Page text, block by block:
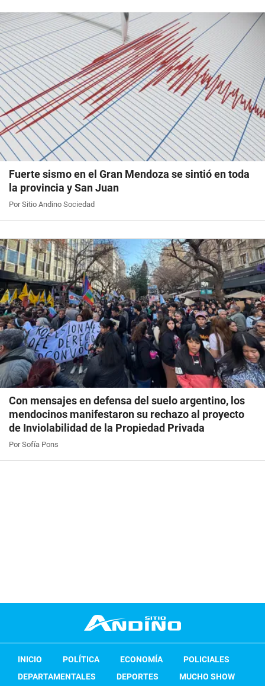
Fuerte sismo en el Gran Mendoza se sintió en toda
la provincia y San Juan
Por Sitio Andino Sociedad
Con mensajes en defensa del suelo argentino, los
mendocinos manifestaron su rechazo al proyecto
de Inviolabilidad de la Propiedad Privada
Por Sofía Pons
INICIO POLÍTICA ECONOMÍA
POLICIALES
DEPARTAMENTALES
DEPORTES MUCHO SHOW